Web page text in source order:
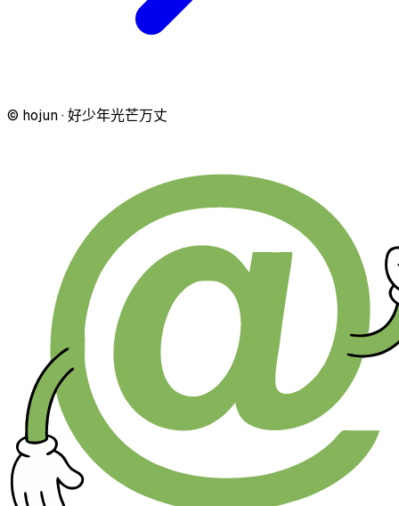
© hojun · 好少年光芒万丈